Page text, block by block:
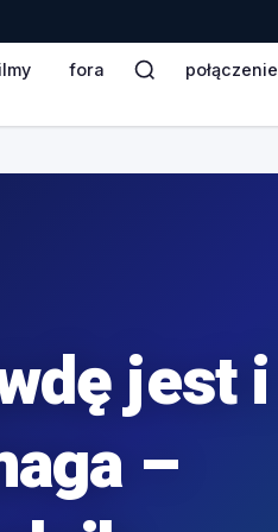
fora połączenie
jest i
–